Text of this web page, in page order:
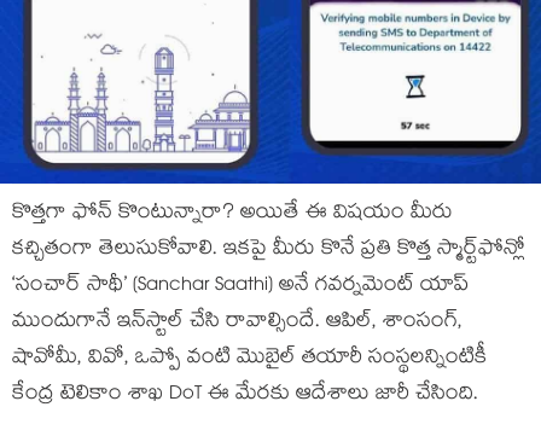
కొత్తగా ఫోన్ కొంటున్నారా? అయితే ఈ విషయం మీరు
కచ్చితంగా తెలుసుకోవాలి. ఇకపై మీరు కొనే ప్రతి కొత్త స్మార్ట్‌ఫోన్లో
‘సంచార్ సాథీ’ (Sanchar Saathi) అనే గవర్నమెంట్ యాప్
ముందుగానే ఇన్‌స్టాల్ చేసి రావాల్సిందే. ఆపిల్, శాంసంగ్,
షావోమీ, వివో, ఒప్పో వంటి మొబైల్ తయారీ సంస్థలన్నింటికీ
కేంద్ర టెలికాం శాఖ DoT ఈ మేరకు ఆదేశాలు జారీ చేసింది.